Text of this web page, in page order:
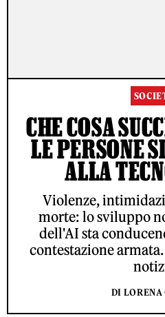
CHE COSA
LE PERSONE
ALLA
Violenze,
morte: lo sviluppo
dell'AI sta
contestazione
DI